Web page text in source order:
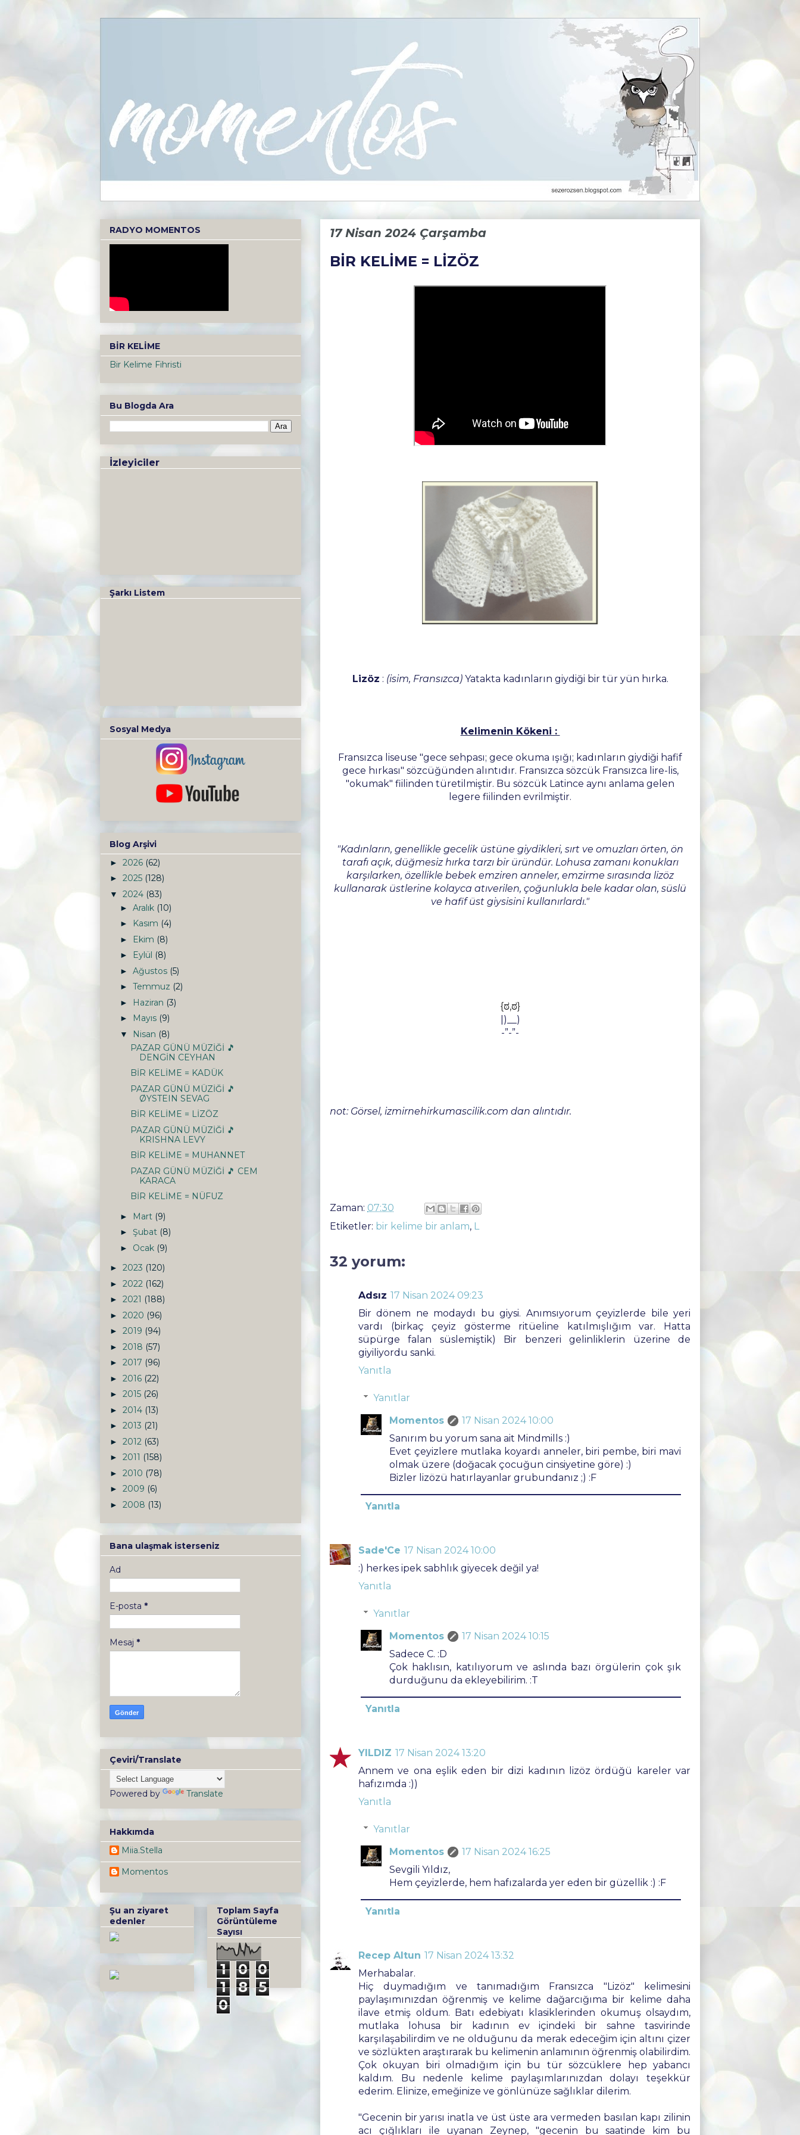
17 Nisan 2024 Çarşamba
BİR KELİME = LİZÖZ
Lizöz : (isim, Fransızca)Yatakta kadınların giydiği bir tür yün hırka.
Kelimenin Kökeni :
Fransızca liseuse "gece sehpası; gece okuma ışığı; kadınların giydiği hafif
gece hırkası" sözcüğünden alıntıdır. Fransızca sözcük Fransızca lire-lis,
"okumak" fiilinden türetilmiştir. Bu sözcük Latince aynı anlama gelen
legere fiilinden evrilmiştir.
"Kadınların, genellikle gecelik üstüne giydikleri, sırt ve omuzları örten, ön
tarafı açık, düğmesiz hırka tarzı bir üründür. Lohusa zamanı konukları
karşılarken, özellikle bebek emziren anneler, emzirme sırasında lizöz
kullanarak üstlerine kolayca atıverilen, çoğunlukla bele kadar olan, süslü
ve hafif üst giysisini kullanırlardı."
{ಠ,ಠ}
|)__)
-”-”-
not: Görsel, izmirnehirkumascilik.com dan alıntıdır.
Zaman: 07:30
Etiketler: bir kelime bir anlam, L
32 yorum:
Adsız 17 Nisan 2024 09:23
Bir dönem ne modaydı bu giysi. Anımsıyorum çeyizlerde bile yeri
vardı (birkaç çeyiz gösterme ritüeline katılmışlığım var. Hatta
süpürge falan süslemiştik) Bir benzeri gelinliklerin üzerine de
giyiliyordu sanki.
Yanıtla
Yanıtlar
Momentos
17 Nisan 2024 10:00
Sanırım bu yorum sana ait Mindmills :)
Evet çeyizlere mutlaka koyardı anneler, biri pembe, biri mavi
olmak üzere (doğacak çocuğun cinsiyetine göre) :)
Bizler lizözü hatırlayanlar grubundanız ;) :F
Yanıtla
Sade'Ce 17 Nisan 2024 10:00
:) herkes ipek sabhlık giyecek değil ya!
Yanıtla
Yanıtlar
Momentos
17 Nisan 2024 10:15
Sadece C. :D
Çok haklısın, katılıyorum ve aslında bazı örgülerin çok şık
durduğunu da ekleyebilirim. :T
Yanıtla
YILDIZ 17 Nisan 2024 13:20
Annem ve ona eşlik eden bir dizi kadının lizöz ördüğü kareler var
hafızımda :))
Yanıtla
Yanıtlar
Momentos
17 Nisan 2024 16:25
Sevgili Yıldız,
Hem çeyizlerde, hem hafızalarda yer eden bir güzellik :) :F
Yanıtla
Recep Altun 17 Nisan 2024 13:32
Merhabalar.
Hiç duymadığım ve tanımadığım Fransızca "Lizöz" kelimesini
paylaşımınızdan öğrenmiş ve kelime dağarcığıma bir kelime daha
ilave etmiş oldum. Batı edebiyatı klasiklerinden okumuş olsaydım,
mutlaka lohusa bir kadının ev içindeki bir sahne tasvirinde
karşılaşabilirdim ve ne olduğunu da merak edeceğim için altını çizer
ve sözlükten araştırarak bu kelimenin anlamının öğrenmiş olabilirdim.
Çok okuyan biri olmadığım için bu tür sözcüklere hep yabancı
kaldım. Bu nedenle kelime paylaşımlarınızdan dolayı teşekkür
ederim. Elinize, emeğinize ve gönlünüze sağlıklar dilerim.
"Gecenin bir yarısı inatla ve üst üste ara vermeden basılan kapı zilinin
acı çığlıkları ile uyanan Zeynep, "gecenin bu saatinde kim bu
RADYO MOMENTOS
BİR KELİME
Bir Kelime Fihristi
Bu Blogda Ara
İzleyiciler
Şarkı Listem
Sosyal Medya
Blog Arşivi
► 2026 (62)
► 2025 (128)
▼ 2024 (83)
► Aralık (10)
► Kasım (4)
► Ekim (8)
► Eylül (8)
► Ağustos (5)
► Temmuz (2)
► Haziran (3)
► Mayıs (9)
▼ Nisan (8)
PAZAR GÜNÜ MÜZİĞİ 🎵
DENGİN CEYHAN
BİR KELİME = KADÜK
PAZAR GÜNÜ MÜZİĞİ 🎵
ØYSTEIN SEVAG
BİR KELİME = LİZÖZ
PAZAR GÜNÜ MÜZİĞİ 🎵
KRISHNA LEVY
BİR KELİME = MUHANNET
PAZAR GÜNÜ MÜZİĞİ 🎵 CEM
KARACA
BİR KELİME = NÜFUZ
► Mart (9)
► Şubat (8)
► Ocak (9)
► 2023 (120)
► 2022 (162)
► 2021 (188)
► 2020 (96)
► 2019 (94)
► 2018 (57)
► 2017 (96)
► 2016 (22)
► 2015 (26)
► 2014 (13)
► 2013 (21)
► 2012 (63)
► 2011 (158)
► 2010 (78)
► 2009 (6)
► 2008 (13)
Bana ulaşmak isterseniz
Ad
E-posta *
Mesaj *
Çeviri/Translate
Powered by Translate
Hakkımda
Miia.Stella
Momentos
Şu an ziyaret
edenler
Toplam Sayfa
Görüntüleme
Sayısı
1 0 0
1
8
5
0